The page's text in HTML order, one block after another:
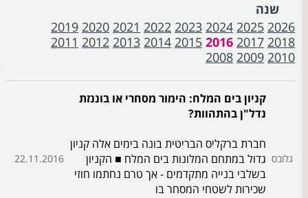
שנה
2026
2025
2024
2023
2022
2021
2020
2019
2018
2017
2016
2015
2014
2013
2012
2011
2010
2009
2008
גלובס
קניון בים המלח: הימור מסחרי או בוננזת
נדל"ן בהתהוות?
חברת ברקליס הבריטית בונה בימים אלה קניון
גדול במתחם המלונות בים המלח ■ הקניון
בשלבי בנייה מתקדמים - אך טרם נחתמו חוזי
שכירות לשטחי המסחר בו
22.11.2016